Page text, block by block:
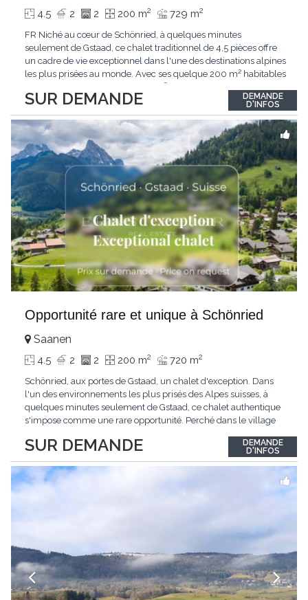
SUR DEMANDE
4.5 2 2 200 m2 729 m2
FR Niché au cœur de Schönried, à quelques minutes
seulement de Gstaad, ce chalet traditionnel de 4,5 pièces offre
un cadre de vie exceptionnel dans l'une des destinations alpines
les plus prisées au monde. Avec ses quelque 200 m² habitables
situation dominante offrant une vue dégagée sur le village de
Gstaad et les sommets...
DEMANDE
D'INFOS
Opportunité rare et unique à Schönried
SUR DEMANDE
Saanen
4.5 2 2 200 m2 720 m2
Schönried, aux portes de Gstaad, un chalet d'exception. Dans
l'un des environnements les plus prisés des Alpes suisses, à
quelques minutes seulement de Gstaad, ce chalet authentique
s'impose comme une rare opportunité. Perché dans le village
station et les sommets qui l'encadrent, un spectacle qui change
au fil des saisons. Avec...
DEMANDE
D'INFOS